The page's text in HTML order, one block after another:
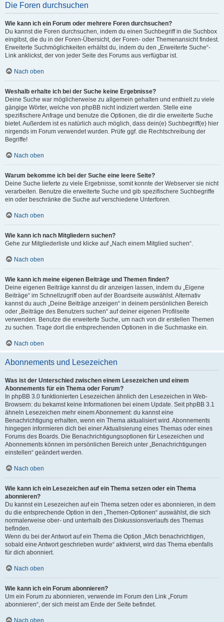
Die Foren durchsuchen
Wie kann ich ein Forum oder mehrere Foren durchsuchen?
Du kannst die Foren durchsuchen, indem du einen Suchbegriff in die Suchbox
eingibst, die du in der Foren-Übersicht, der Foren- oder Themenansicht findest.
Erweiterte Suchmöglichkeiten erhältst du, indem du den „Erweiterte Suche“-
Link anklickst, der von jeder Seite des Forums aus verfügbar ist.
Nach oben
Weshalb erhalte ich bei der Suche keine Ergebnisse?
Deine Suche war möglicherweise zu allgemein gehalten und enthielt zu viele
gängige Wörter, welche von phpBB nicht indiziert werden. Stelle eine
spezifischere Anfrage und benutze die Optionen, die dir die erweiterte Suche
bietet. Außerdem ist es natürlich auch möglich, dass dein(e) Suchbegriff(e) hier
nirgends im Forum verwendet wurden. Prüfe ggf. die Rechtschreibung der
Begriffe!
Nach oben
Warum bekomme ich bei der Suche eine leere Seite?
Deine Suche lieferte zu viele Ergebnisse, somit konnte der Webserver sie nicht
verarbeiten. Benutze die erweiterte Suche und gib spezifischere Suchbegriffe
ein oder beschränke die Suche auf verschiedene Unterforen.
Nach oben
Wie kann ich nach Mitgliedern suchen?
Gehe zur Mitgliederliste und klicke auf „Nach einem Mitglied suchen“.
Nach oben
Wie kann ich meine eigenen Beiträge und Themen finden?
Deine eigenen Beiträge kannst du dir anzeigen lassen, indem du „Eigene
Beiträge“ im Schnellzugriff oben auf der Boardseite auswählst. Alternativ
kannst du auch „Deine Beiträge anzeigen“ in deinem persönlichen Bereich
oder „Beiträge des Benutzers suchen“ auf deiner eigenen Profilseite
verwenden. Benutze die erweiterte Suche, um nach von dir erstellen Themen
zu suchen. Trage dort die entsprechenden Optionen in die Suchmaske ein.
Nach oben
Abonnements und Lesezeichen
Was ist der Unterschied zwischen einem Lesezeichen und einem
Abonnements für ein Thema oder Forum?
In phpBB 3.0 funktionierten Lesezeichen ähnlich den Lesezeichen in Web-
Browsern: du bekamst keine Informationen bei einem Update. Seit phpBB 3.1
ähneln Lesezeichen mehr einem Abonnement: du kannst eine
Benachrichtigung erhalten, wenn ein Thema aktualisiert wird. Abonnements
hingegen informieren dich bei einer Aktualisierung eines Themas oder eines
Forums des Boards. Die Benachrichtigungsoptionen für Lesezeichen und
Abonnements können im persönlichen Bereich unter „Benachrichtigungen
einstellen“ geändert werden.
Nach oben
Wie kann ich ein Lesezeichen auf ein Thema setzen oder ein Thema
abonnieren?
Du kannst ein Lesezeichen auf ein Thema setzen oder es abonnieren, in dem
du die entsprechende Option in den „Themen-Optionen“ auswählst, die sich
normalerweise ober- und unterhalb des Diskussionsverlaufs des Themas
befinden.
Wenn du bei der Antwort auf ein Thema die Option „Mich benachrichtigen,
sobald eine Antwort geschrieben wurde“ aktivierst, wird das Thema ebenfalls
für dich abonniert.
Nach oben
Wie kann ich ein Forum abonnieren?
Um ein Forum zu abonnieren, verwende im Forum den Link „Forum
abonnieren“, der sich meist am Ende der Seite befindet.
Nach oben